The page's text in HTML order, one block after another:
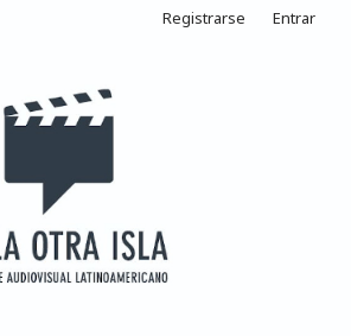
Registrarse Entrar